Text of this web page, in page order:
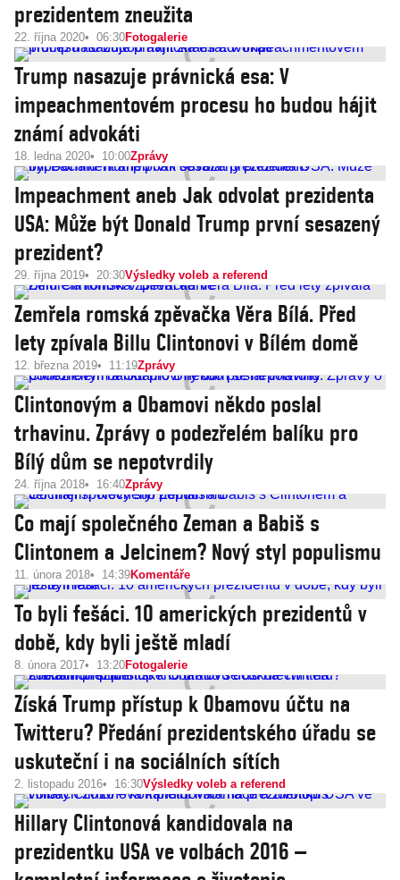
prezidentem zneužita
22. října 2020 06:30Fotogalerie
Trump nasazuje právnická esa: V
impeachmentovém procesu ho budou hájit
známí advokáti
18. ledna 2020 10:00Zprávy
Impeachment aneb Jak odvolat prezidenta
USA: Může být Donald Trump první sesazený
prezident?
29. října 2019 20:30Výsledky voleb a referend
Zemřela romská zpěvačka Věra Bílá. Před
lety zpívala Billu Clintonovi v Bílém domě
12. března 2019 11:19Zprávy
Clintonovým a Obamovi někdo poslal
trhavinu. Zprávy o podezřelém balíku pro
Bílý dům se nepotvrdily
24. října 2018 16:40Zprávy
Co mají společného Zeman a Babiš s
Clintonem a Jelcinem? Nový styl populismu
11. února 2018 14:39Komentáře
To byli fešáci. 10 amerických prezidentů v
době, kdy byli ještě mladí
8. února 2017 13:20Fotogalerie
Získá Trump přístup k Obamovu účtu na
Twitteru? Předání prezidentského úřadu se
uskuteční i na sociálních sítích
2. listopadu 2016 16:30Výsledky voleb a referend
Hillary Clintonová kandidovala na
prezidentku USA ve volbách 2016 –